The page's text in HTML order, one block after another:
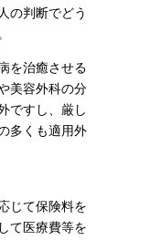
の判断でどう
を治癒させる
美容外科の分
ですし、厳し
多くも適用外
じて保険料を
て医療費等を